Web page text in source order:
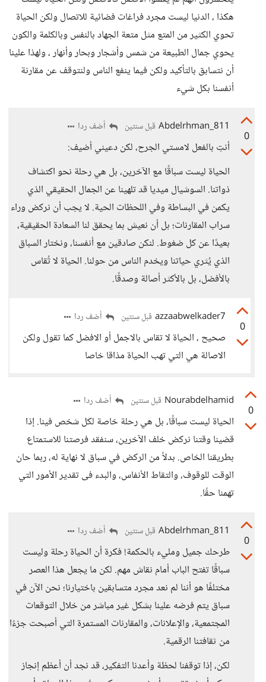
هكذا ، الدنيا ليست مجرد فراغات فضائية للاتصال ولكن الحياة
تحوي الكثير من المتع مثل متعة الجهاد بالنفس وبالكلمة والكون
يحوي جمال الطبيعة من شمس وأشجار وبحار وأنهار ، ولهذا علينا
أن نتسابق بالتأكيد ولكن فيما ينفع الناس ولنتوقف عن مقارنة
أنفسنا بكل شيء
0
Abdelrhman_811 قبل سنتين أضف ردا
أنتِ بالفعل لامستي الجرح، لكن دعيني أضيف:
الحياة ليست سباقًا مع الآخرين، بل هي رحلة نحو اكتشاف
ذواتنا. السوشيال ميديا قد تلهينا عن الجمال الحقيقي الذي
يكمن في البساطة وفي اللحظات الحية. لا يجب أن نركض وراء
سراب المقارنات؛ بل أن نعيش بما يحقق لنا السعادة الحقيقية،
بعيدًا عن كل ضغوط. لنكن صادقين مع أنفسنا، ونختار السباق
الذي يُثري حياتنا ويخدم الناس من حولنا. الحياة لا تُقاس
بالأفضل، بل بالأكثر أصالة وصدقًا.
0
azzaabwelkader7 قبل سنتين أضف ردا
صحيح ، الحياة لا تقاس بالاجمل أو الافضل كما تقول ولكن
الاصالة هي التي تهب الحياة مذاقا خاصا
0
Nourabdelhamid قبل سنتين أضف ردا
الحياة ليست سباقًا، بل هي رحلة خاصة لكل شخص فينا. إذا
قضينا وقتنا نركض خلف الآخرين، سنفقد فرصتنا للاستمتاع
بطريقنا الخاص. بدلاً من الركض في سباق لا نهاية له، ربما حان
الوقت للوقوف، والتقاط الأنفاس، والبدء فى تقدير الأمور التي
تهمنا حقًا.
0
Abdelrhman_811 قبل سنتين أضف ردا
طرحك جميل ومليء بالحكمة! فكرة أن الحياة رحلة وليست
سباقًا تفتح الباب أمام نقاش مهم. لكن ما يجعل هذا العصر
مختلفًا هو أننا لم نعد مجرد متسابقين باختيارنا؛ نحن الآن في
سباق يتم فرضه علينا بشكل غير مباشر من خلال التوقعات
المجتمعية، والإعلانات، والمقارنات المستمرة التي أصبحت جزءًا
من ثقافتنا الرقمية.
لكن، إذا توقفنا لحظة وأعدنا التفكير، قد نجد أن أعظم إنجاز